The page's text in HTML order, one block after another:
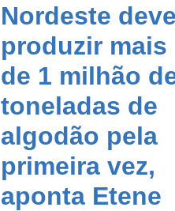
Nordeste deve
produzir mais
de 1 milhão
toneladas de
algodão pela
primeira vez,
aponta Etene